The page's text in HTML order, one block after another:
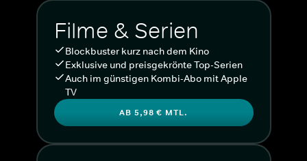
Filme & Serien
Blockbuster kurz nach dem Kino
Exklusive und preisgekrönte Top-Serien
Auch im günstigen Kombi-Abo mit Apple
TV
AB 5,98 € MTL.